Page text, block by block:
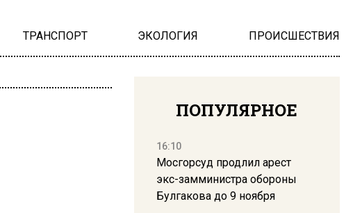
ТРАНСПОРТ ЭКОЛОГИЯ ПРОИСШЕСТВИЯ
ПОПУЛЯРНОЕ
16:10
Мосгорсуд продлил арест
экс-замминистра обороны
Булгакова до 9 ноября